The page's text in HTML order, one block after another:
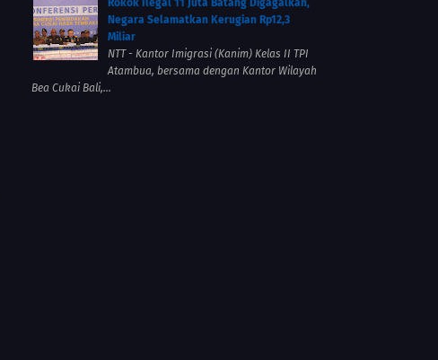
Rokok Ilegal 11 Juta Batang Digagalkan,
Negara Selamatkan Kerugian Rp12,3
Miliar
NTT - Kantor Imigrasi (Kanim) Kelas II TPI
Atambua, bersama dengan Kantor Wilayah
Bea Cukai Bali,...